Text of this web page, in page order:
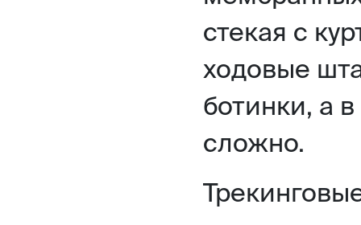
стекая с
ходовые
ботинки, а
сложно.